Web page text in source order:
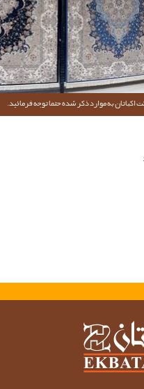
به موارد ذکر شده حتما توجه فرمائید.